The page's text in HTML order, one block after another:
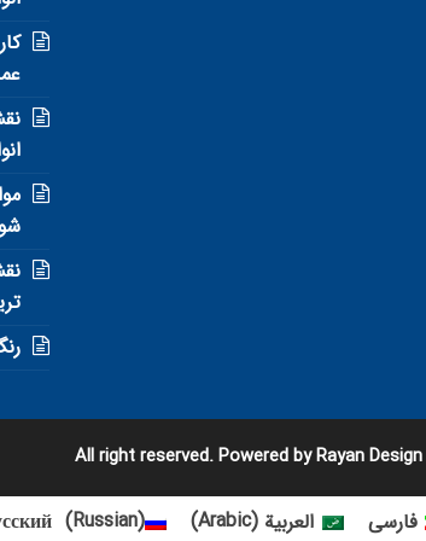
فارسی العربية (
Arabic
)
(Russian)